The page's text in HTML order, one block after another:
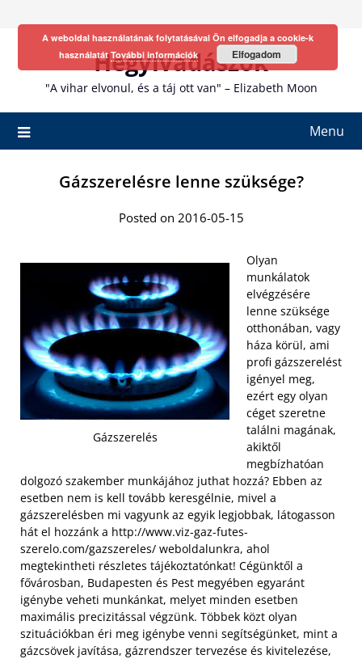
Hegyivadászok
"A vihar elvonul, és a táj ott van" – Elizabeth Moon
Menu
Gázszerelésre lenne szüksége?
Posted on 2016-05-15
Gázszerelés
Olyan
munkálatok
elvégzésére
lenne szüksége
otthonában, vagy
háza körül, ami
profi gázszerelést
igényel meg,
ezért egy olyan
céget szeretne
találni magának,
akiktől
megbízhatóan
dolgozó szakember munkájához juthat hozzá? Ebben az
esetben nem is kell tovább keresgélnie, mivel a
gázszerelésben mi vagyunk az egyik legjobbak, látogasson
hát el hozzánk a http://www.viz-gaz-futes-
szerelo.com/gazszereles/ weboldalunkra, ahol
megtekintheti részletes tájékoztatónkat! Cégünktől a
fővárosban, Budapesten és Pest megyében egyaránt
igénybe veheti munkánkat, melyet minden esetben
maximális precizitással végzünk. Többek közt olyan
szituációkban éri meg igénybe venni segítségünket, mint a
gázcsövek javítása, gázrendszer tervezése és kivitelezése,
A weboldal használatának folytatásával Ön elfogadja a cookie-k
használatátTovábbi információk Elfogadom